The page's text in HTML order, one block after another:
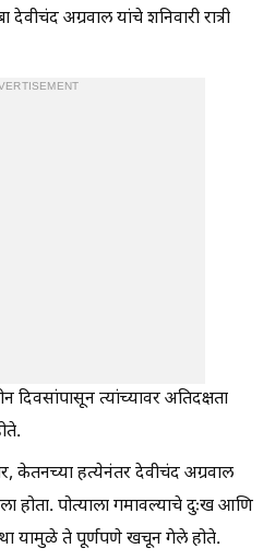
अग्रवाल यांचे शनिवारी रात्री
दिवसांपासून त्यांच्यावर अतिदक्षता
केतनच्या हत्येनंतर देवीचंद अग्रवाल
होता. पोत्याला गमावल्याचे दुःख आणि
यामुळे ते पूर्णपणे खचून गेले होते.